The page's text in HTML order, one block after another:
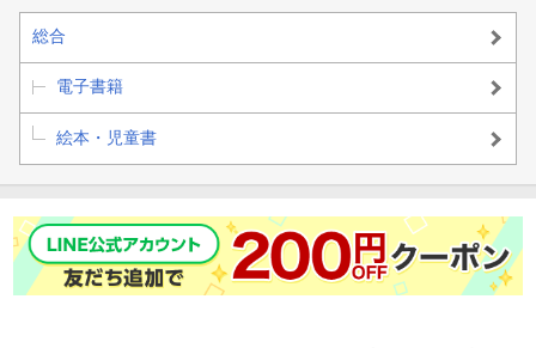
総合
電子書籍
絵本・児童書